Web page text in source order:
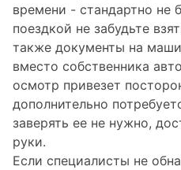
времени - стандартно не
поездкой не забудьте
также документы на
вместо собственника
осмотр привезет
дополнительно
заверять ее не нужно,
руки.
Если специалисты не